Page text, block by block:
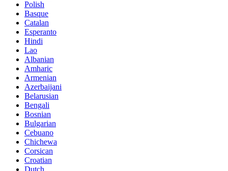
Polish
Basque
Catalan
Esperanto
Hindi
Lao
Albanian
Amharic
Armenian
Azerbaijani
Belarusian
Bengali
Bosnian
Bulgarian
Cebuano
Chichewa
Corsican
Croatian
Dutch